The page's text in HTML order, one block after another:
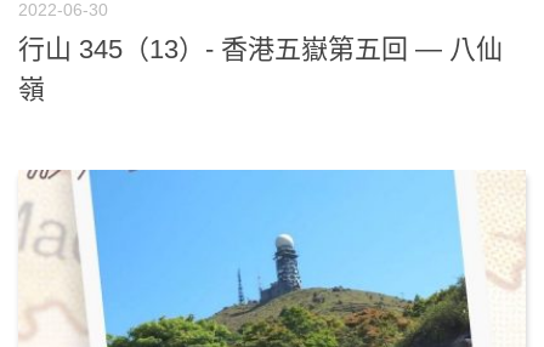
2022-06-30
行山 345（13）- 香港五嶽第五回 — 八仙
嶺